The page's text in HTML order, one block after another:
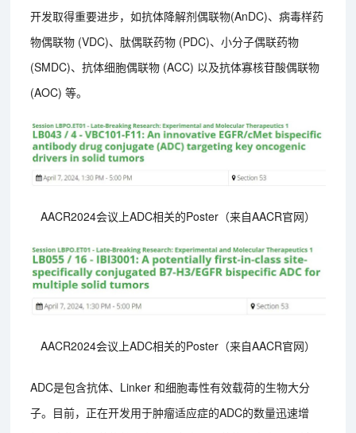
开发取得重要进步，如抗体降解剂偶联物(AnDC)、病毒样药
物偶联物 (VDC)、肽偶联药物 (PDC)、小分子偶联药物
(SMDC)、抗体细胞偶联物 (ACC) 以及抗体寡核苷酸偶联物
(AOC) 等。
AACR2024会议上ADC相关的Poster（来自AACR官网）
AACR2024会议上ADC相关的Poster（来自AACR官网）
ADC是包含抗体、Linker 和细胞毒性有效载荷的生物大分
子。目前，正在开发用于肿瘤适应症的ADC的数量迅速增